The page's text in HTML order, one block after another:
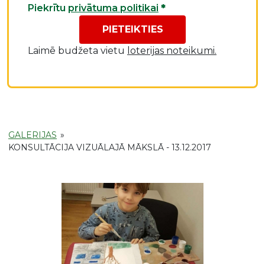
GALERIJAS »
KONSULTĀCIJA VIZUĀLAJĀ MĀKSLĀ - 13.12.2017
Piekrītu privātuma politikai *
PIETEIKTIES
Laimē budžeta vietu loterijas noteikumi.